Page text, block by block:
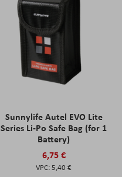
Sunnylife Autel EVO Lite
Series Li-Po Safe Bag (for 1
Battery)
6,75 €
5,40 €